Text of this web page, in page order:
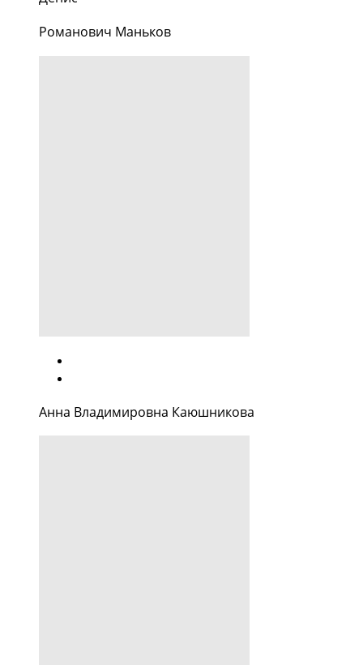
Романович Маньков
Анна Владимировна Каюшникова